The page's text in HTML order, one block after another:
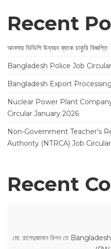
Recent
আনসার ভিডিপি উন্নয়ন ব্যাংক চাকুরি বিজ্ঞপ্তি
Bangladesh Police Job Circular
Bangladesh Export
Nuclear Power Plant
Circular January 2026
Non-Government Teacher’s
Authority (NTRCA) Job
Recent
মো: রাশেদুজামান রিপনতে